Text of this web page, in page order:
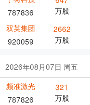
787836
万股
双英集团
920059
2662
万股
2026年08月07日 周五
频准激光
787826
321
万股